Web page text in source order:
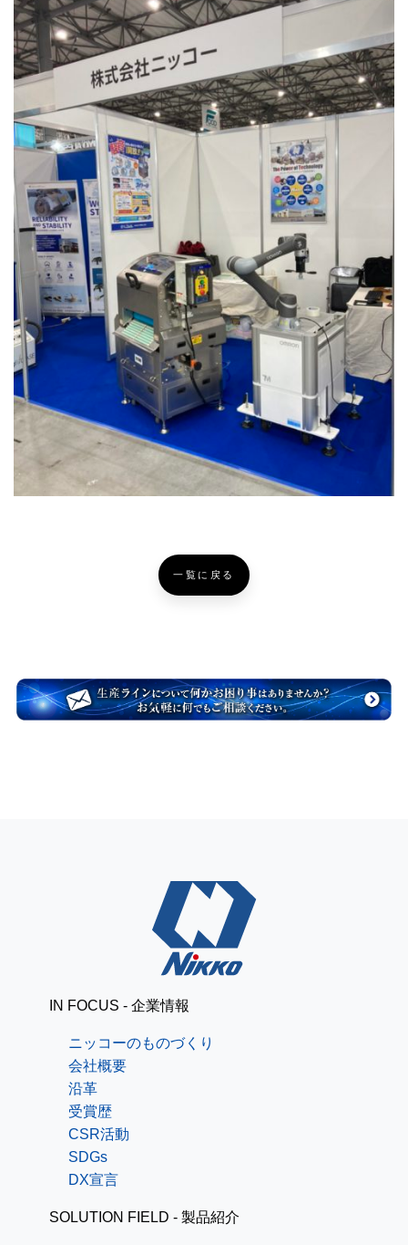
一覧に戻る
IN FOCUS - 企業情報
ニッコーのものづくり
会社概要
沿革
受賞歴
CSR活動
SDGs
DX宣言
SOLUTION FIELD - 製品紹介